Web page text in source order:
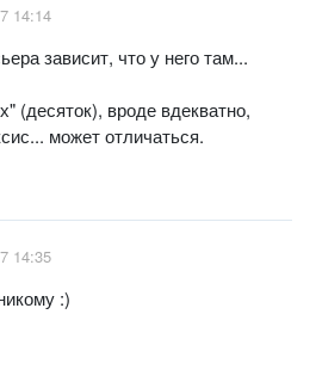
14:14
зависит, что у него там...
(десяток), вроде вдекватно,
может отличаться.
14:35
:)